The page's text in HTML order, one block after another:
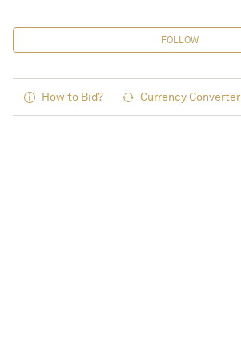
FOLLOW
How to Bid? Currency Converter